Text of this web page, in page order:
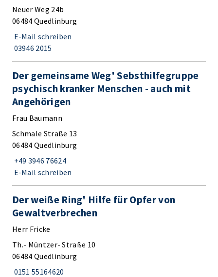
Neuer Weg 24b
06484 Quedlinburg
E-Mail schreiben
03946 2015
Der gemeinsame Weg' Sebsthilfegruppe
psychisch kranker Menschen - auch mit
Angehörigen
Frau Baumann
Schmale Straße 13
06484 Quedlinburg
+49 3946 76624
E-Mail schreiben
Der weiße Ring' Hilfe für Opfer von
Gewaltverbrechen
Herr Fricke
Th.- Müntzer- Straße 10
06484 Quedlinburg
0151 55164620